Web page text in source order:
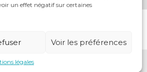
un effet négatif sur certaines
Voir les préférences
légales